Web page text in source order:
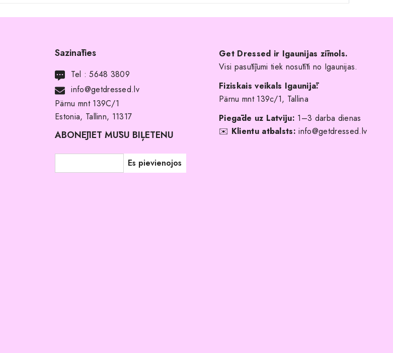
Sazināties
Tel :5648 3809
info@getdressed.lv
Pärnu mnt 139C/1
Estonia, Tallinn, 11317
ABONĒJIET MŪSU BIĻETENU
Get Dressed ir Igaunijas zīmols.
Visi pasūtījumi tiek nosūtīti no Igaunijas.
Fiziskais veikals Igaunijā:
Pärnu mnt 139c/1, Tallina
Piegāde uz Latviju: 1–3 darba dienas
✉️ Klientu atbalsts: info@getdressed.lv